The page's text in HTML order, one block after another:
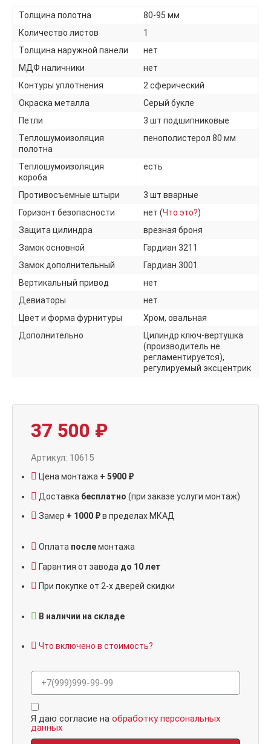
Толщина полотна
80-95 мм
Количество листов
1
Толщина наружной панели
нет
МДФ наличники
нет
Контуры уплотнения
2 сферический
Окраска металла
Серый букле
Петли
3 шт подшипниковые
Теплошумоизоляция
полотна
пенополистерол 80 мм
Теплошумоизоляция
короба
есть
Противосъемные штыри
3 шт вварные
Горизонт безопасности
нет (Что это?)
Защита цилиндра
врезная броня
Замок основной
Гардиан 3211
Замок дополнительный
Гардиан 3001
Вертикальный привод
нет
Девиаторы
нет
Цвет и форма фурнитуры
Хром, овальная
Дополнительно
Цилиндр ключ-вертушка
(производитель не
регламентируется),
регулируемый эксцентрик
37 500 ₽
Артикул: 10615
Цена монтажа + 5900 ₽
Доставка бесплатно (при заказе услуги монтаж)
Замер + 1000 ₽в пределах МКАД
Оплата послемонтажа
Гарантия от завода до 10 лет
При покупке от 2-х дверей скидки
В наличии на складе
Что включено в стоимость?
Я даю согласие на обработку персональных
данных